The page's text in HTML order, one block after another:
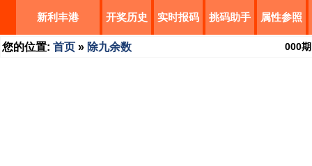
新利丰港 开奖历史 实时报码 挑码助手 属性参照
您的位置: 首页 » 除九余数 000期